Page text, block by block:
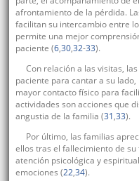
afrontamiento de la pérdida.
facilitan su intercambio entre
permite una mejor
paciente (6,30,32-33).
Con relación a las visitas,
paciente para cantar a su
mayor contacto físico para
actividades son acciones que
angustia de la familia (31,33).
Por último, las familias
ellos tras el fallecimiento de
atención psicológica y
emociones (22,34).